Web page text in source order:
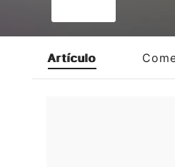
Artículo